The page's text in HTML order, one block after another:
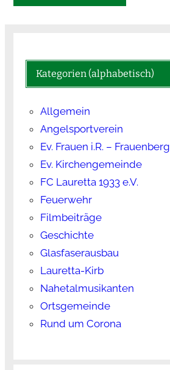
Kategorien (alphabetisch)
Allgemein
Angelsportverein
Ev. Frauen i.R. – Frauenberg
Ev. Kirchengemeinde
FC Lauretta 1933 e.V.
Feuerwehr
Filmbeiträge
Geschichte
Glasfaserausbau
Lauretta-Kirb
Nahetalmusikanten
Ortsgemeinde
Rund um Corona